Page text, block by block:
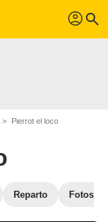
profil search
Pierrot el loco
Reparto Fotos